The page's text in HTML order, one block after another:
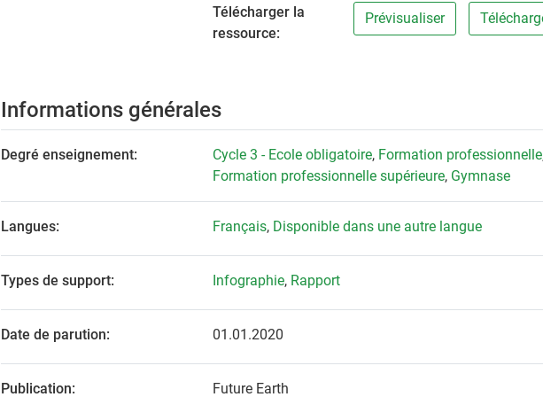
Télécharger la
ressource:
Prévisualiser
Informations générales
Degré enseignement: Cycle 3 - Ecole obligatoire, Formation professionnelle
Formation professionnelle supérieure, Gymnase
Langues: Français, Disponible dans une autre langue
Types de support: Infographie, Rapport
Date de parution: 01.01.2020
Publication: Future Earth